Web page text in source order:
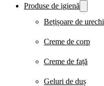
Produse de igienă
Bețișoare de urechi
Creme de corp
Creme de față
Geluri de duș